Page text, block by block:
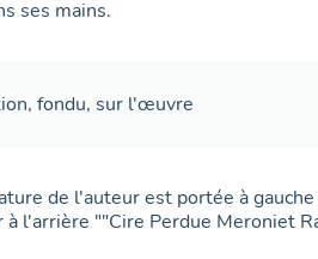
ses mains.
, fondu, sur l'œuvre
de l'auteur est portée à
à l'arrière ""Cire Perdue Meroniet